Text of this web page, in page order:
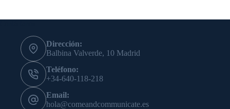
Dirección:
Balbina Valverde, 10 Madrid
Teléfono:
+34-640-118-218
Email:
hola@comeandcommunicate.es